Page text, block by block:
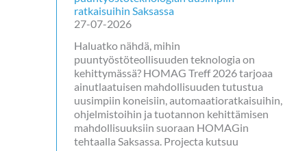
ratkaisuihin Saksassa
27-07-2026
Haluatko nähdä, mihin
puuntyöstöteollisuuden teknologia on
kehittymässä? HOMAG Treff 2026 tarjoaa
ainutlaatuisen mahdollisuuden tutustua
uusimpiin koneisiin, automaatioratkaisuihin,
ohjelmistoihin ja tuotannon kehittämisen
mahdollisuuksiin suoraan HOMAGin
tehtaalla Saksassa. Projecta kutsuu